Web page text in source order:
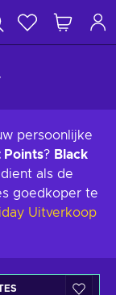
persoonlijke
Points? Black
als de
goedkoper te
Uitverkoop